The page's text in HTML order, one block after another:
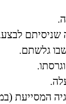
שניסיתם
גלשתם.
המסייעת